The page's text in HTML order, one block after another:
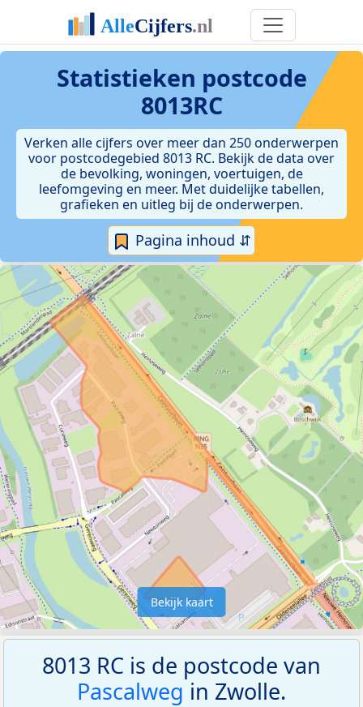
Statistieken postcode
8013RC
Verken alle cijfers over meer dan 250 onderwerpen
voor postcodegebied 8013 RC. Bekijk de data over
de bevolking, woningen, voertuigen, de
leefomgeving en meer. Met duidelijke tabellen,
grafieken en uitleg bij de onderwerpen.
Pagina inhoud ⇵
Bekijk kaart
8013 RC is de postcode van
Pascalweg in Zwolle.